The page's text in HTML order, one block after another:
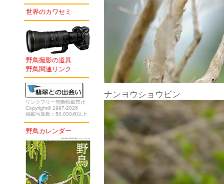
世界のカワセミ
野鳥撮影の道具
野鳥関連リンク
リンクフリー無断転載禁止
Copyright© 1997-2026
掲載写真数：50,000点以上
野鳥カレンダー
ナンヨウショウビン